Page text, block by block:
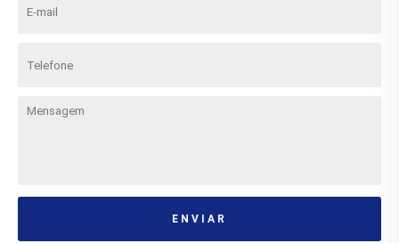
ENVIAR